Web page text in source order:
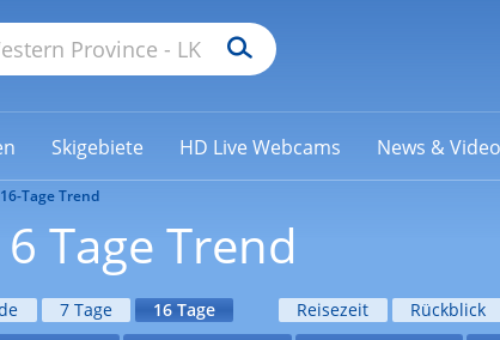
Skigebiete HD Live Webcams News &
16-Tage Trend
Tage Trend
7 Tage 16 Tage Reisezeit
Rückblick